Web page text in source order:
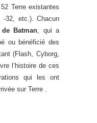
Terre existantes
32, etc.). Chacun
Batman, qui a
ou bénéficié des
(Flash, Cyborg,
l’histoire de ces
qui les ont
sur Terre .